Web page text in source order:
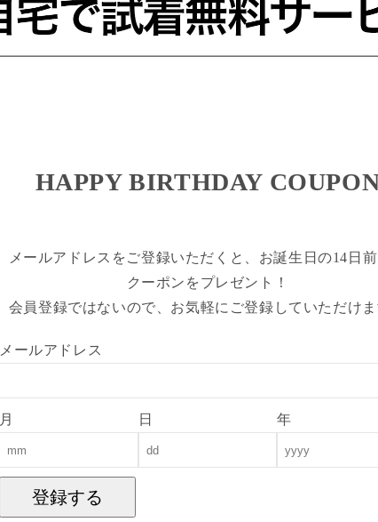
HAPPY BIRTHDAY
メールアドレスをご登録いただくと、お誕生日の14日前
クーポンをプレゼント！
会員登録ではないので、お気軽にご登録していただけま
メールアドレス
月 日 年
登録する